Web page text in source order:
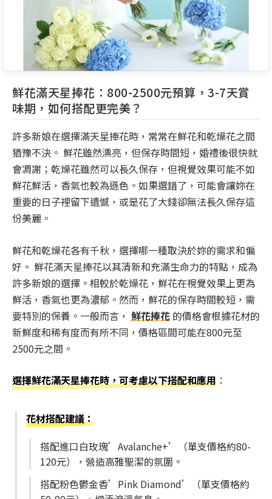
鮮花滿天星捧花：800-2500元預算，3-7天賞
味期，如何搭配更完美？
許多新娘在選擇滿天星捧花時，常常在鮮花和乾燥花之間
猶豫不決。 鮮花雖然漂亮，但保存時間短，婚禮後很快就
會凋謝；乾燥花雖然可以長久保存，但視覺效果可能不如
鮮花鮮活，香氣也較為遜色。如果選錯了，可能會讓妳在
重要的日子裡留下遺憾，或是花了大錢卻無法長久保存這
份美麗。
鮮花和乾燥花各有千秋，選擇哪一種取決於妳的需求和偏
好。 鮮花滿天星捧花以其清新和充滿生命力的特點，成為
許多新娘的選擇。相較於乾燥花，鮮花在視覺效果上更為
鮮活，香氣也更為濃郁。然而，鮮花的保存時間較短，需
要特別的保養。一般而言， 鮮花捧花 的價格會根據花材的
新鮮度和稀有度而有所不同，價格區間可能在800元至
2500元之間。
選擇鮮花滿天星捧花時，可考慮以下搭配和應用 ：
花材搭配建議：
搭配進口白玫瑰’Avalanche+’（單支價格約80-
120元），營造高雅聖潔的氛圍。
搭配粉色鬱金香’Pink Diamond’（單支價格約